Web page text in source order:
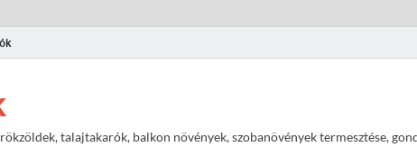
talajtakarók, balkon növények, szobanövények termesztése,